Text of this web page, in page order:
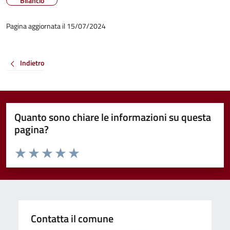
Pagina aggiornata il 15/07/2024
Indietro
Quanto sono chiare le informazioni su questa
pagina?
Valuta da 1 a 5 stelle la pagina
Valuta 5 stelle su 5
Valuta 4 stelle su 5
Valuta 3 stelle su 5
Valuta 2 stelle su 5
Valuta 1 stelle su 5
Contatta il comune